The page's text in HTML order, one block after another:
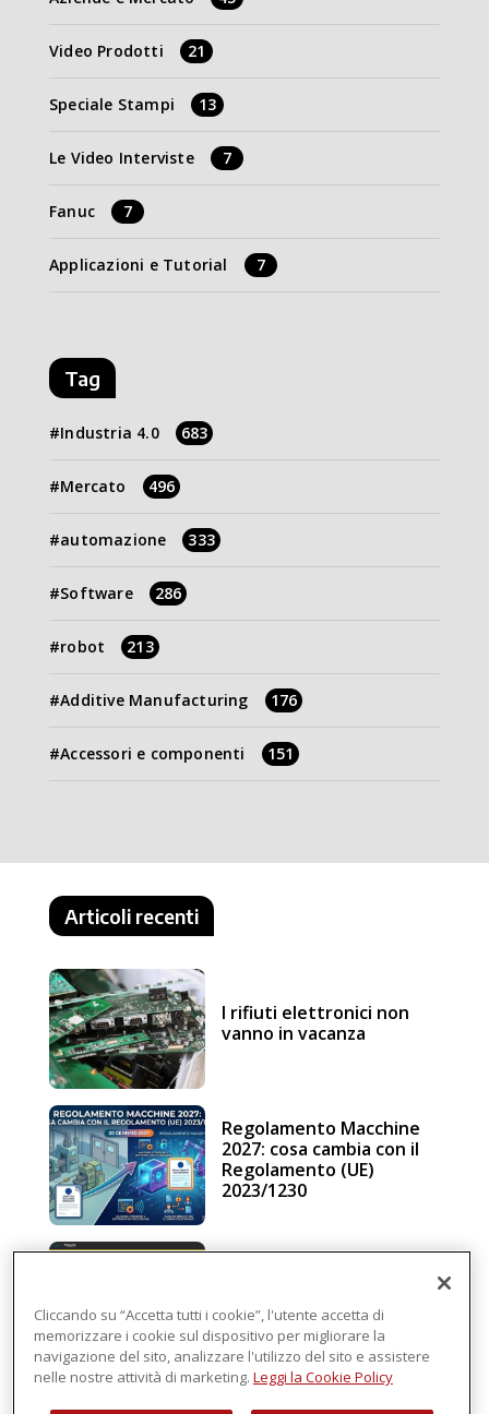
Video Prodotti 21
Speciale Stampi 13
Le Video Interviste 7
Fanuc 7
Applicazioni e Tutorial 7
Tag
Industria 4.0 683
Mercato 496
automazione 333
Software 286
robot 213
Additive Manufacturing 176
Accessori e componenti 151
Articoli recenti
I rifiuti elettronici non
vanno in vacanza
Regolamento Macchine
2027: cosa cambia con il
Regolamento (UE)
2023/1230
intelligenza in cloud
Cliccando su “Accetta tutti i cookie”, l'utente accetta di
memorizzare i cookie sul dispositivo per migliorare la
navigazione del sito, analizzare l'utilizzo del sito e assistere
nelle nostre attività di marketing. Leggi la Cookie Policy